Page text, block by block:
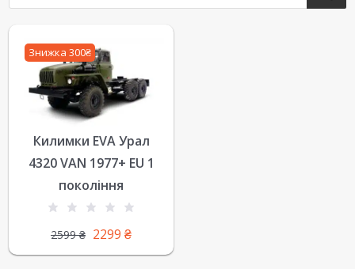
Знижка 300₴
Килимки EVA Урал
4320 VAN 1977+ EU 1
покоління
2599₴ 2299 ₴